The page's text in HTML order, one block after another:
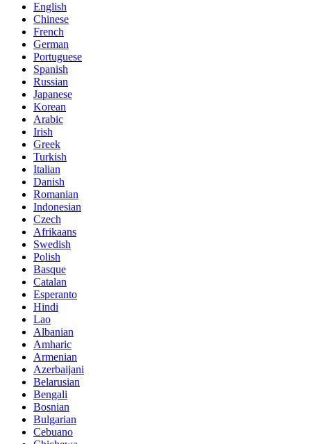
English
Chinese
French
German
Portuguese
Spanish
Russian
Japanese
Korean
Arabic
Irish
Greek
Turkish
Italian
Danish
Romanian
Indonesian
Czech
Afrikaans
Swedish
Polish
Basque
Catalan
Esperanto
Hindi
Lao
Albanian
Amharic
Armenian
Azerbaijani
Belarusian
Bengali
Bosnian
Bulgarian
Cebuano